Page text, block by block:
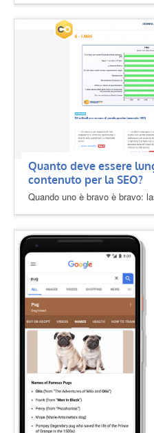
Quanto deve essere
contenuto per la SEO?
Quando uno è bravo è bravo: